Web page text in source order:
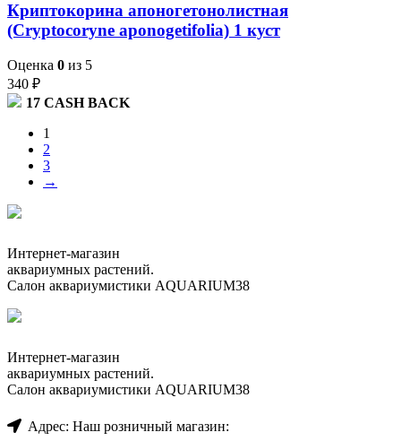
Криптокорина апоногетонолистная
(Cryptocoryne aponogetifolia) 1 куст
Оценка 0 из 5
340 ₽
17 CASH BACK
1
2
3
→
Интернет-магазин
аквариумных растений.
Салон аквариумистики AQUARIUM38
Интернет-магазин
аквариумных растений.
Салон аквариумистики AQUARIUM38
Адрес: Наш розничный магазин: